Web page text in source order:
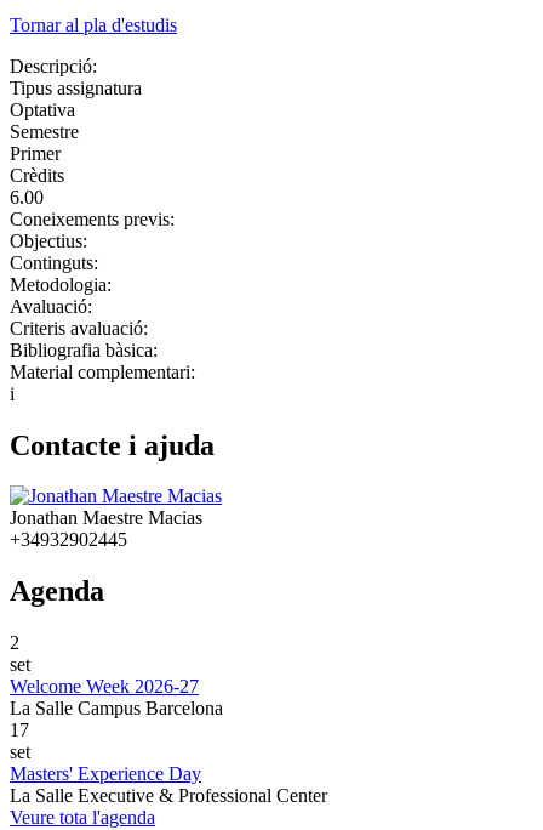
Tornar al pla d'estudis
Descripció:
Tipus assignatura
Optativa
Semestre
Primer
Crèdits
6.00
Coneixements previs:
Objectius:
Continguts:
Metodologia:
Avaluació:
Criteris avaluació:
Bibliografia bàsica:
Material complementari:
i
Contacte i ajuda
Jonathan Maestre Macias
+34932902445
Agenda
2
set
Welcome Week 2026-27
La Salle Campus Barcelona
17
set
Masters' Experience Day
La Salle Executive & Professional Center
Veure tota l'agenda